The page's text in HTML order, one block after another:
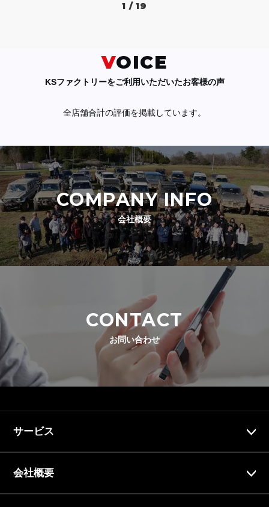
1 / 19
VOICE
KSファクトリーをご利用いただいたお客様の声
全店舗合計の評価を掲載しています。
COMPANY INFO
会社概要
CONTACT
お問い合わせ
サービス
会社概要